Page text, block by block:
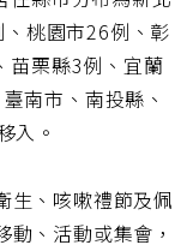
桃園市26例、彰
苗栗縣3例、宜蘭
南市、南投縣、
入。
生、咳嗽禮節及佩
、活動或集會，